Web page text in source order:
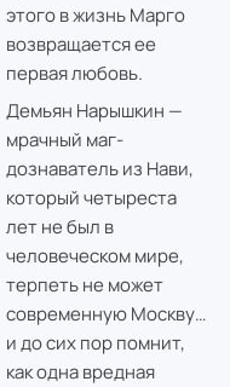
этого в жизнь Марго
возвращается ее
первая любовь.
Демьян Нарышкин —
мрачный маг-
дознаватель из Нави,
который четыреста
лет не был в
человеческом мире,
терпеть не может
современную Москву…
и до сих пор помнит,
как одна вредная